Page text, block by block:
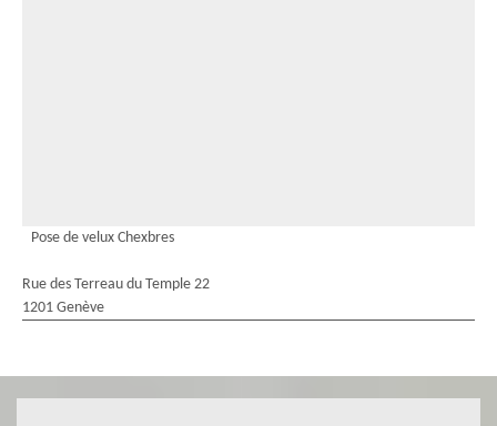
Pose de velux Chexbres
Rue des Terreau du Temple 22
1201 Genève